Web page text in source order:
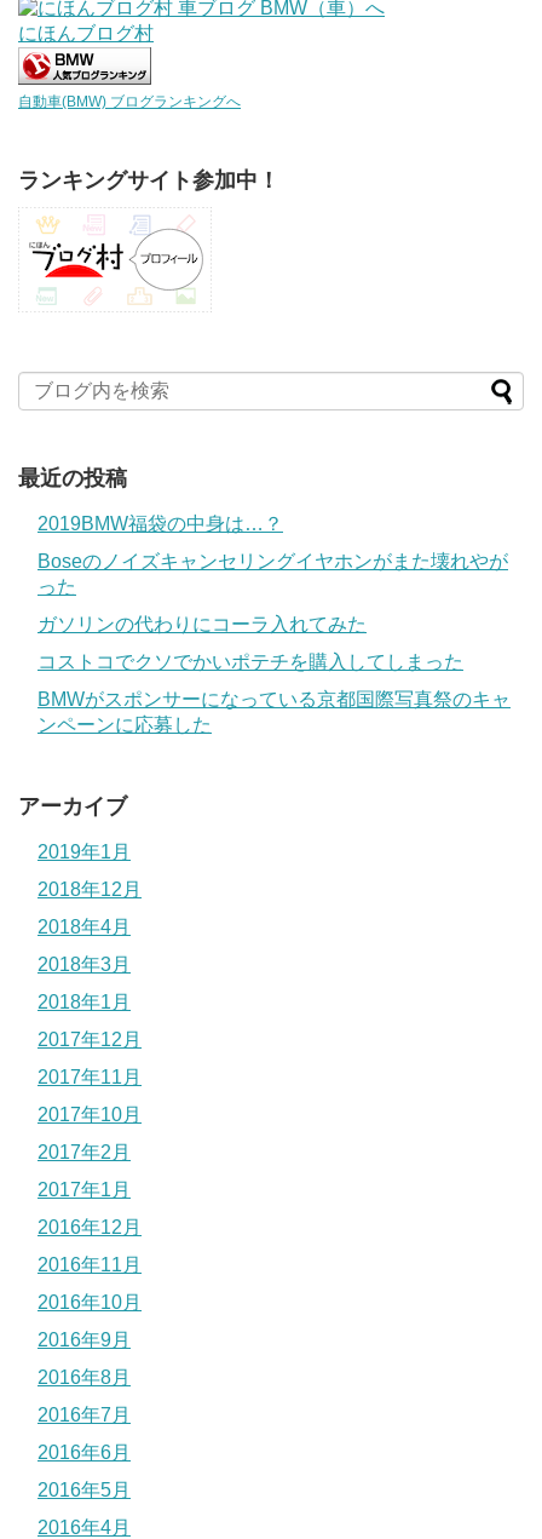
にほんブログ村
自動車(BMW) ブログランキングへ
ランキングサイト参加中！
最近の投稿
2019BMW福袋の中身は…？
Boseのノイズキャンセリングイヤホンがまた壊れやが
った
ガソリンの代わりにコーラ入れてみた
コストコでクソでかいポテチを購入してしまった
BMWがスポンサーになっている京都国際写真祭のキャ
ンペーンに応募した
アーカイブ
2019年1月
2018年12月
2018年4月
2018年3月
2018年1月
2017年12月
2017年11月
2017年10月
2017年2月
2017年1月
2016年12月
2016年11月
2016年10月
2016年9月
2016年8月
2016年7月
2016年6月
2016年5月
2016年4月